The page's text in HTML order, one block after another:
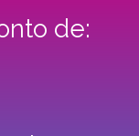
onde quiser
de: